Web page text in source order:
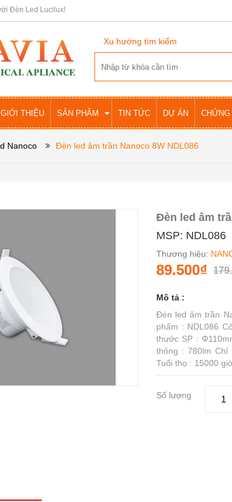
Đèn Led Lucilux!
Xu hướng tìm kiếm
GIỚI THIỆU SẢN PHẨM TIN TỨC DỰ ÁN CHỨNG
Nanoco Đèn led âm trần Nanoco 8W NDL086
Đèn led âm
MSP: NDL086
Thương hiệu:
89.500₫
Mô tả :
Đèn led âm trần
phẩm : NDL086
thước SP :
thông : 780lm Chỉ
Tuổi thọ : 15000
Số lượng